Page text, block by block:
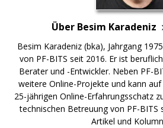
Über Besim Karadeniz
Besim Karadeniz (bka), Jahrgang
von PF-BITS seit 2016. Er ist
Berater und -Entwickler. Neben PF-
weitere Online-Projekte und kann
25-jährigen Online-Erfahrungsschatz
technischen Betreuung von PF-BITS
Artikel und